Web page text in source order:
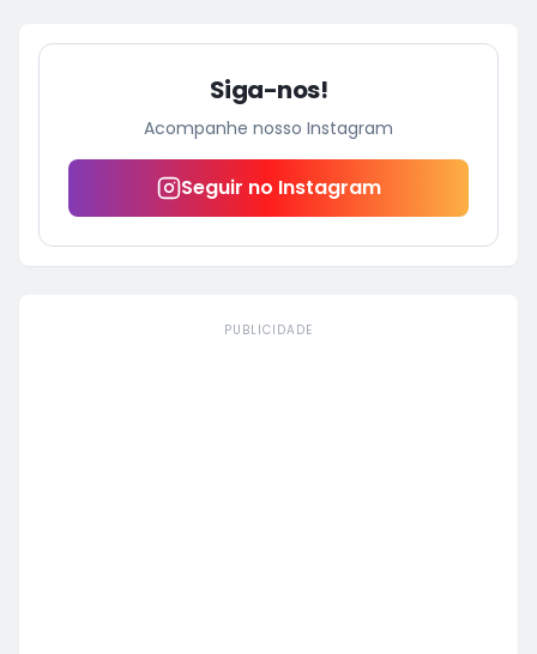
Siga-nos!
Acompanhe nosso Instagram
Seguir no Instagram
PUBLICIDADE